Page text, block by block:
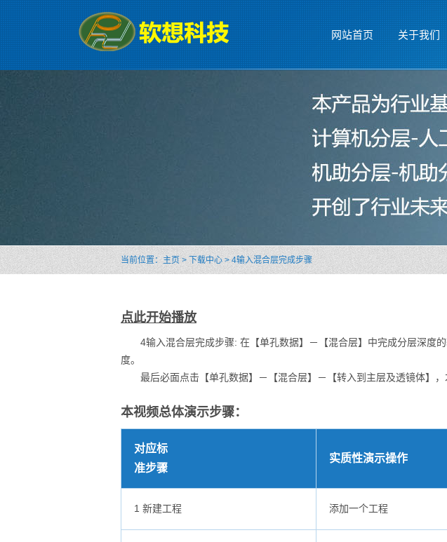
网站首页 关于我们
当前位置： 主页> 下载中心 >4输入混合层完成步骤
点此开始播放
4输入混合层完成步骤: 在【单孔数据】－【混合层】中完成分层深度
度。
最后必面点击【单孔数据】－【混合层】－【转入到主层及透镜体】，
本视频总体演示步骤：
对应标
准步骤
实质性演示操作
1 新建工程 添加一个工程